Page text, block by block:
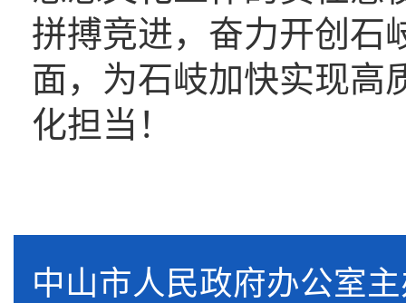
拼搏竞进，奋力开创石
面，为石岐加快实现高
化担当！
中山市人民政府办公